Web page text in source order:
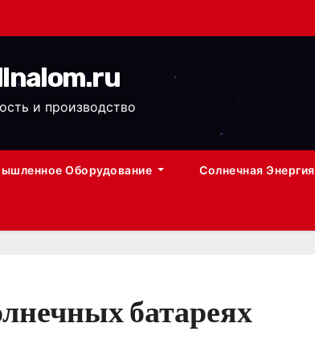
и производство
Оборудование Солнечная Энергия
батареях